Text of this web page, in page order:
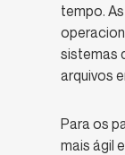
tempo.
sistemas
arquivos
Para os
mais ágil